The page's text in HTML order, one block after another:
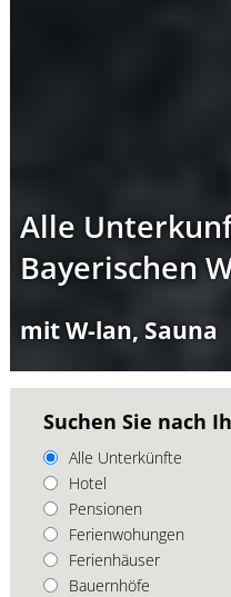
Alle
Bayerischen
mit W-lan, Sauna
Suchen Sie nach
Alle Unterkünfte
Hotel
Pensionen
Ferienwohungen
Ferienhäuser
Bauernhöfe